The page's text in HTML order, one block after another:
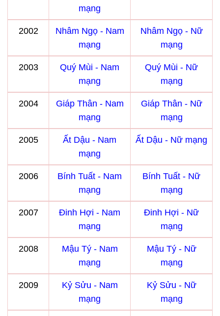
mạng
2002
Nhâm Ngọ - Nam
mạng
Nhâm Ngọ - Nữ
mạng
2003
Quý Mùi - Nam
mạng
Quý Mùi - Nữ
mạng
2004
Giáp Thân - Nam
mạng
Giáp Thân - Nữ
mạng
2005
Ất Dậu - Nam
mạng
Ất Dậu - Nữ mạng
2006
Bính Tuất - Nam
mạng
Bính Tuất - Nữ
mạng
2007
Đinh Hợi - Nam
mạng
Đinh Hợi - Nữ
mạng
2008
Mậu Tý - Nam
mạng
Mậu Tý - Nữ
mạng
2009
Kỷ Sửu - Nam
mạng
Kỷ Sửu - Nữ
mạng